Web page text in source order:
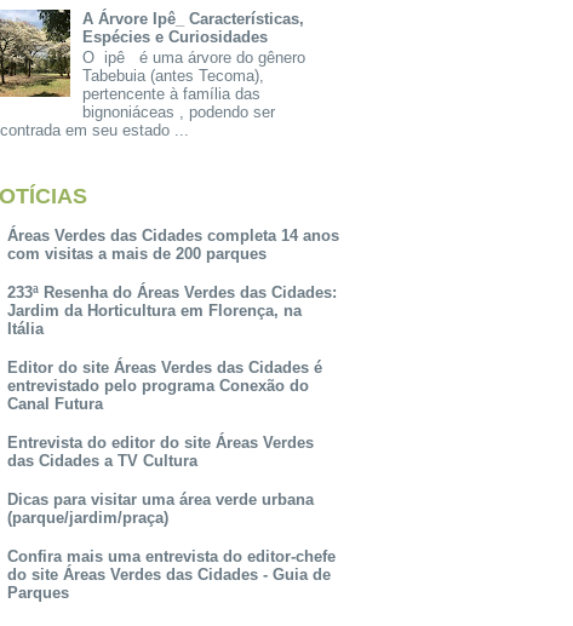
A Árvore Ipê_ Características,
Espécies e Curiosidades
O ipê é uma árvore do gênero
Tabebuia (antes Tecoma),
pertencente à família das
bignoniáceas , podendo ser
em seu estado ...
Áreas Verdes das Cidades completa 14 anos
com visitas a mais de 200 parques
233ª Resenha do Áreas Verdes das Cidades:
Jardim da Horticultura em Florença, na
Itália
Editor do site Áreas Verdes das Cidades é
entrevistado pelo programa Conexão do
Canal Futura
Entrevista do editor do site Áreas Verdes
das Cidades a TV Cultura
Dicas para visitar uma área verde urbana
(parque/jardim/praça)
Confira mais uma entrevista do editor-chefe
do site Áreas Verdes das Cidades - Guia de
Parques